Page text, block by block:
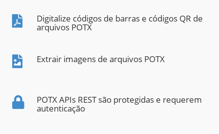
Digitalize códigos de barras e códigos QR de
arquivos POTX
Extrair imagens de arquivos POTX
POTX APIs REST são protegidas e requerem
autenticação